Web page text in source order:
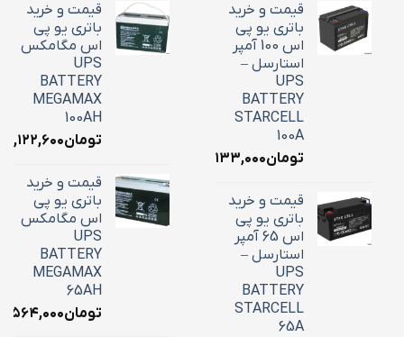
قیمت و خرید
باتری یو پی
اس 100 آمپر
استارسل –
UPS
BATTERY
STARCELL
100A
تومان۳۴,۱۳۳,۰۰۰
قیمت و خرید
باتری یو پی
اس 65 آمپر
استارسل –
UPS
BATTERY
STARCELL
65A
قیمت و خرید
باتری یو پی
اس مگامکس
UPS
BATTERY
MEGAMAX
100AH
تومان
قیمت و خرید
باتری یو پی
اس مگامکس
UPS
BATTERY
MEGAMAX
65AH
تومان